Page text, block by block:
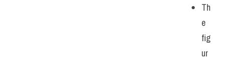
Th
e
fig
ur